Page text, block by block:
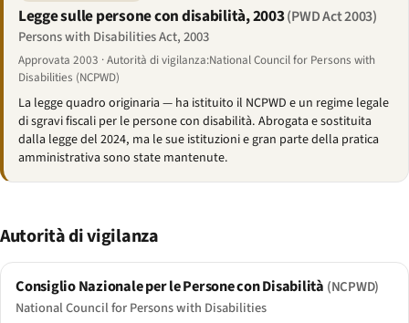
Legge sulle persone con disabilità, 2003(PWD Act 2003)
Persons with Disabilities Act, 2003
Approvata 2003 · Autorità di vigilanza:National Council for Persons with
Disabilities (NCPWD)
La legge quadro originaria — ha istituito il NCPWD e un regime legale
di sgravi fiscali per le persone con disabilità. Abrogata e sostituita
dalla legge del 2024, ma le sue istituzioni e gran parte della pratica
amministrativa sono state mantenute.
Autorità di vigilanza
Consiglio Nazionale per le Persone con Disabilità (NCPWD)
National Council for Persons with Disabilities